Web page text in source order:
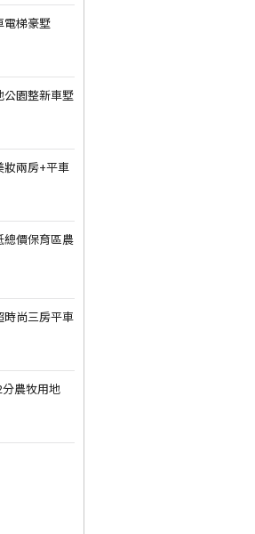
電梯豪墅
公園整新車墅
妝兩房+平車
總價保育區農
時尚三房平車
農牧用地